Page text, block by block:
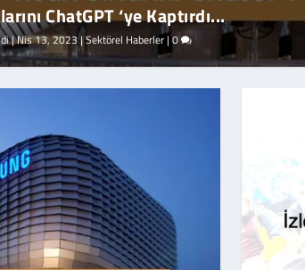
ChatGPT ‘ye Kaptırdı...
|Nis 13, 2023|Sektörel Haberler |0